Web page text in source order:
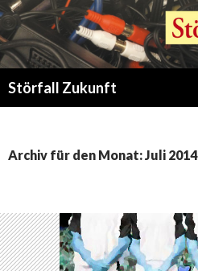
Störfall Zukunft
Archiv für den Monat: Juli 2014